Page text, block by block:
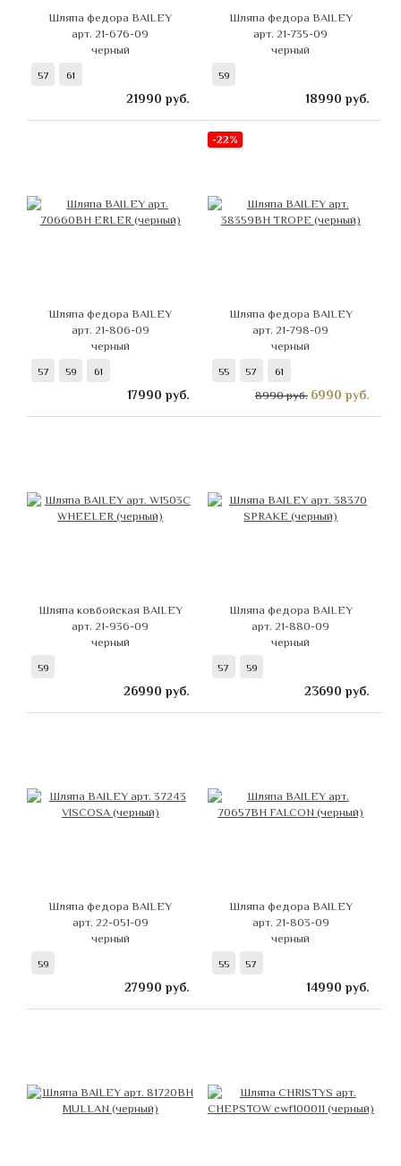
Шляпа федора BAILEY
арт. 21-676-09
черный
57 61
21990 руб.
Шляпа федора BAILEY
арт. 21-735-09
черный
59
18990 руб.
Шляпа федора BAILEY
арт. 21-806-09
черный
57 59 61
17990 руб.
-22%
Шляпа федора BAILEY
арт. 21-798-09
черный
55 57 61
8990 руб. 6990 руб.
Шляпа ковбойская BAILEY
арт. 21-936-09
черный
59
26990 руб.
Шляпа федора BAILEY
арт. 21-880-09
черный
57 59
23690 руб.
Шляпа федора BAILEY
арт. 22-051-09
черный
59
27990 руб.
Шляпа федора BAILEY
арт. 21-803-09
черный
55 57
14990 руб.